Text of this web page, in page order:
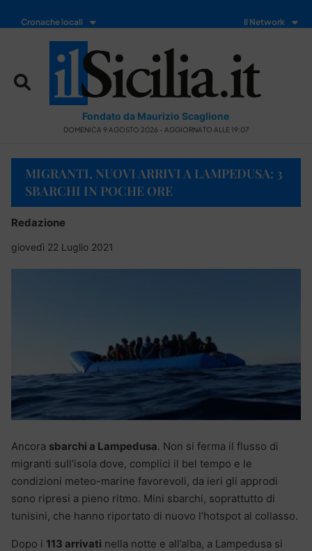
Cronache locali Il Network
Fondato da Maurizio Scaglione
DOMENICA 9 AGOSTO 2026 - AGGIORNATO ALLE 19:07
MIGRANTI, NUOVI ARRIVI A LAMPEDUSA: 3
SBARCHI IN POCHE ORE
Redazione
giovedì 22 Luglio 2021
Ancora sbarchi a Lampedusa. Non si ferma il flusso di
migranti sull’isola dove, complici il bel tempo e le
condizioni meteo-marine favorevoli, da ieri gli approdi
sono ripresi a pieno ritmo. Mini sbarchi, soprattutto di
tunisini, che hanno riportato di nuovo l’hotspot al collasso.
Dopo i 113 arrivati nella notte e all’alba, a Lampedusa si